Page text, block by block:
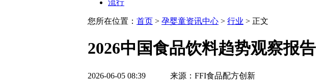
流行
您所在位置： 首页 > 孕婴童资讯中心 > 行业 > 正文
2026中国食品饮料趋势观察报告
2026-06-05 08:39 来源：FFI食品配方创新